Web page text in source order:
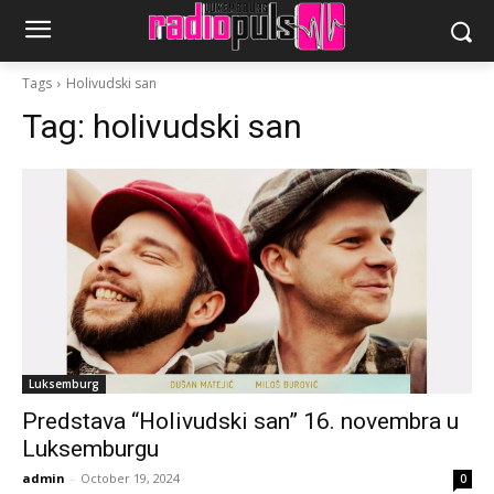
Tags Holivudski san
Tag: holivudski san
Luksemburg
Predstava “Holivudski san” 16. novembra u
Luksemburgu
admin - October 19, 2024 0